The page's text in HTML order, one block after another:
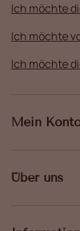
Ich möchte
Ich möchte
Ich möchte
Mein
Über uns